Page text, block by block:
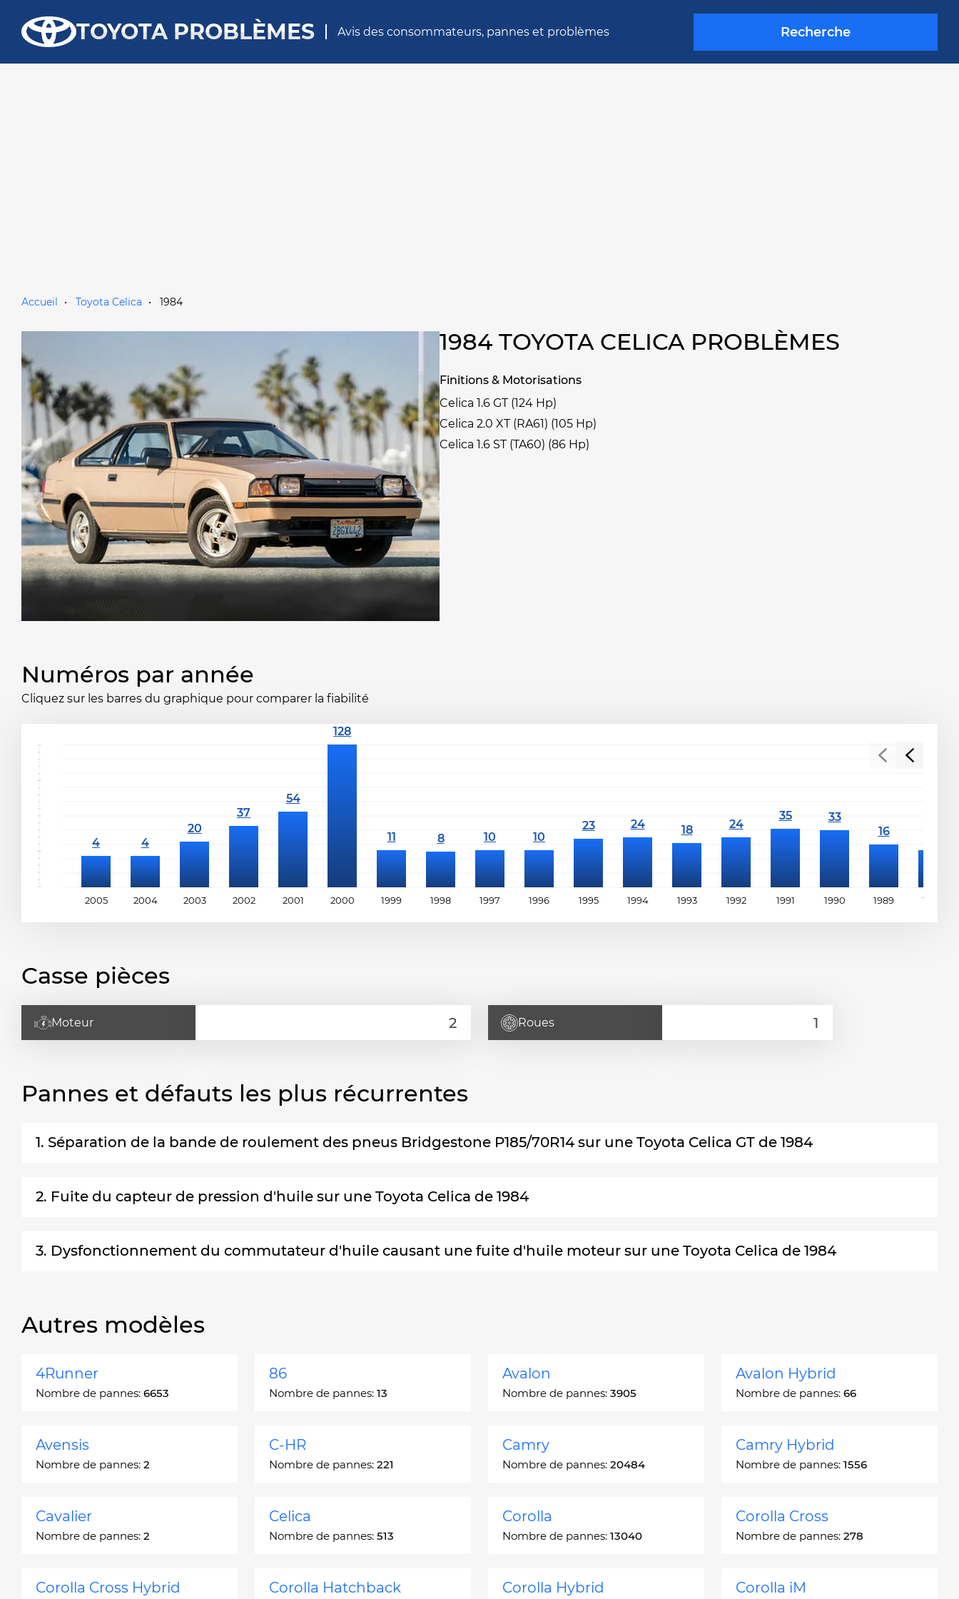
TOYOTA PROBLÈMES Avis des consommateurs, pannes et problèmes Recherche
Accueil Toyota Celica 1984
1984 TOYOTA CELICA PROBLÈMES
Finitions & Motorisations
Celica 1.6 GT (124 Hp)
Celica 2.0 XT (RA61) (105 Hp)
Celica 1.6 ST (TA60) (86 Hp)
Numéros par année
Cliquez sur les barres du graphique pour comparer la fiabilité
2005 2004 2003 2002 2001 2000 1999 1998 1997 1996 1995 1994 1993 1992 1991 1990 1989 1988
Casse pièces
Moteur Roues
Pannes et défauts les plus récurrentes
1. Séparation de la bande de roulement des pneus Bridgestone P185/70R14 sur une Toyota Celica GT de 1984
2. Fuite du capteur de pression d'huile sur une Toyota Celica de 1984
3. Dysfonctionnement du commutateur d'huile causant une fuite d'huile moteur sur une Toyota Celica de 1984
Autres modèles
4Runner
Nombre de pannes: 6653
86
Nombre de pannes: 13
Avalon
Nombre de pannes: 3905
Avalon Hybrid
Nombre de pannes: 66
Avensis
Nombre de pannes: 2
C-HR
Nombre de pannes: 221
Camry
Nombre de pannes: 20484
Camry Hybrid
Nombre de pannes: 1556
Cavalier
Nombre de pannes: 2
Celica
Nombre de pannes: 513
Corolla
Nombre de pannes: 13040
Corolla Cross
Nombre de pannes: 278
Corolla Cross Hybrid Corolla Hatchback Corolla Hybrid Corolla iM